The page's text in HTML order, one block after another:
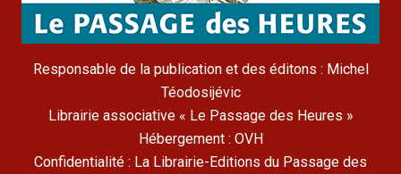
Responsable de la publication et des éditons : Michel
Téodosijévic
Librairie associative « Le Passage des Heures »
Hébergement : OVH
Confidentialité : La Librairie-Editions du Passage des